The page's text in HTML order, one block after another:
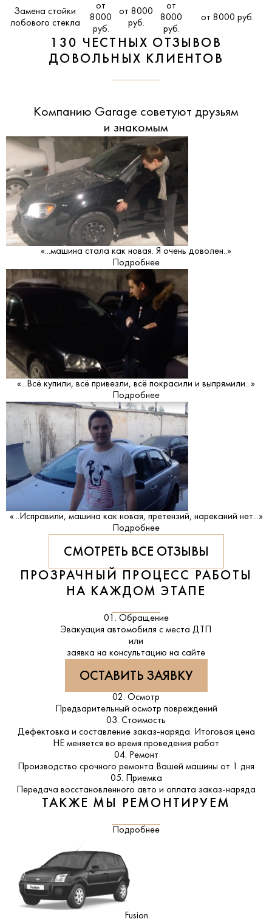
Замена стойки
лобового стекла
от
8000
руб.
от 8000
руб.
от
8000
руб.
от 8000 руб.
130 ЧЕСТНЫХ ОТЗЫВОВ
ДОВОЛЬНЫХ КЛИЕНТОВ
Компанию Garage советуют друзьям
и знакомым
«...машина стала как новая. Я очень доволен..»
Подробнее
«...Всё купили, всё привезли, всё покрасили и выпрямили...»
Подробнее
«...Исправили, машина как новая, претензий, нареканий нет...»
Подробнее
СМОТРЕТЬ ВСЕ ОТЗЫВЫ
ПРОЗРАЧНЫЙ ПРОЦЕСС РАБОТЫ
НА КАЖДОМ ЭТАПЕ
01. Обращение
Эвакуация автомобиля с места ДТП
или
заявка на консультацию на сайте
ОСТАВИТЬ ЗАЯВКУ
02. Осмотр
Предварительный осмотр повреждений
03. Стоимость
Дефектовка и составление заказ-наряда. Итоговая цена
НЕ меняется во время проведения работ
04. Ремонт
Производство срочного ремонта Вашей машины от 1 дня
05. Приемка
Передача восстановленного авто и оплата заказ-наряда
ТАКЖЕ МЫ РЕМОНТИРУЕМ
Подробнее
Fusion